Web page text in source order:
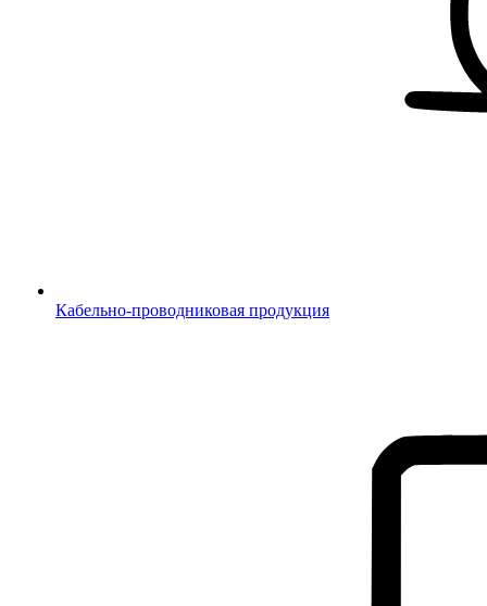
Кабельно-проводниковая продукция